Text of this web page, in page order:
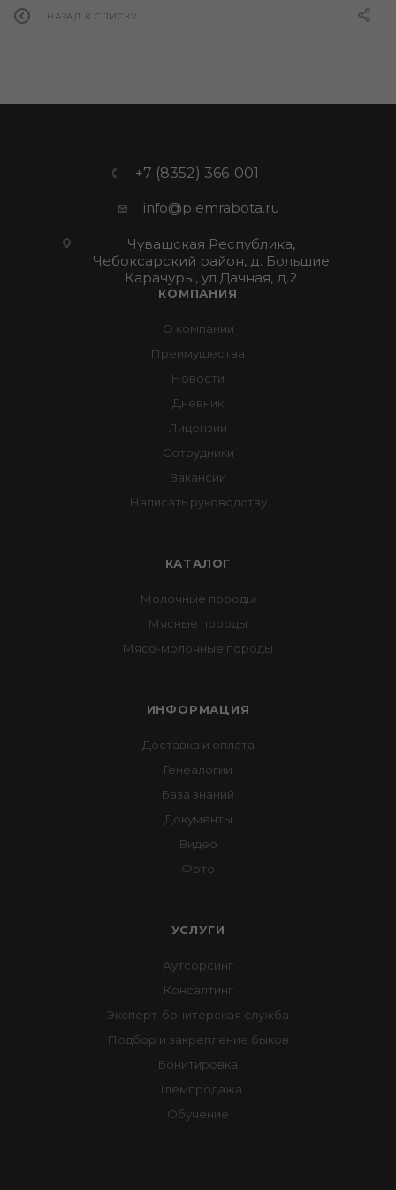
НАЗАД К СПИСКУ
+7 (8352) 366-001
info@plemrabota.ru
Чувашская Республика,
Чебоксарский район, д. Большие
Карачуры, ул.Дачная, д.2
КОМПАНИЯ
О компании
Преимущества
Новости
Дневник
Лицензии
Сотрудники
Вакансии
Написать руководству
КАТАЛОГ
Молочные породы
Мясные породы
Мясо-молочные породы
ИНФОРМАЦИЯ
Доставка и оплата
Генеалогии
База знаний
Документы
Видео
Фото
УСЛУГИ
Аутсорсинг
Консалтинг
Эксперт-бонитерская служба
Подбор и закрепление быков
Бонитировка
Племпродажа
Обучение